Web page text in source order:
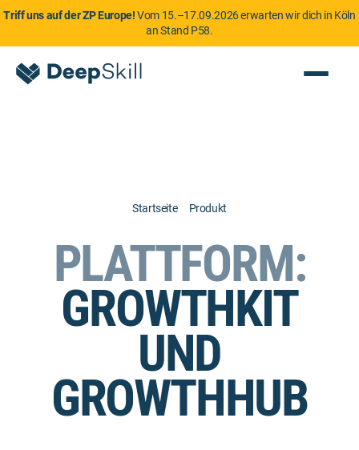
Triff uns auf der ZP Europe!Vom 15.–17.09.2026 erwarten wir dich in Köln
an Stand P58.
Startseite Produkt
PLATTFORM:
GROWTHKIT
UND
GROWTHHUB